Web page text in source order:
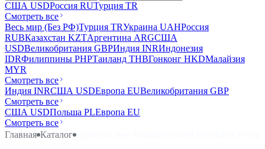
США USDРоссия RUТурция TR
Смотреть все
Весь мир (Без РФ)Турция TRУкраина UAHРоссия
RUBКазахстан KZTАргентина ARGСША
USDВеликобритания GBPИндия INRИндонезия
IDRФилиппины PHPТаиланд THBГонконг HKDМалайзия
MYR
Смотреть все
Индия INRСША USDЕвропа EUВеликобритания GBP
Смотреть все
США USDПольша PLЕвропа EU
Смотреть все
Главная Каталог